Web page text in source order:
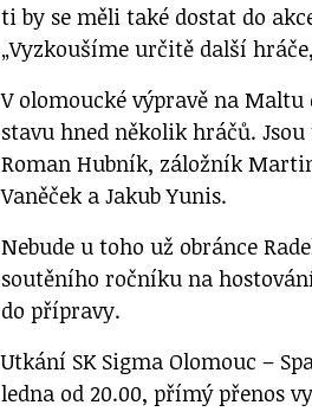
ti by se měli také dostat do
„Vyzkoušíme určitě další
V olomoucké výpravě na
stavu hned několik hráčů.
Roman Hubník, záložník
Vaněček a Jakub Yunis.
Nebude u toho už obránce
soutěního ročníku na
do přípravy.
Utkání SK Sigma Olomouc –
ledna od 20.00, přímý přenos